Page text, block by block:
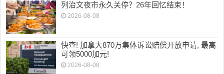
列治文夜市永久关停？26年回忆结束！
2026-08-08
快查! 加拿大870万集体诉讼赔偿开放申请, 最高
可领5000加元!
2026-08-08